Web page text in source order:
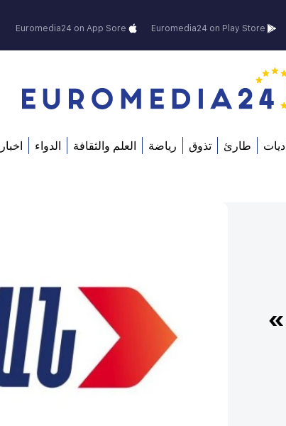
Euromedia24 on Play Store
Euromedia24 on App Sore
طارئ تذوق رياضة العلم والثقافة الدواء